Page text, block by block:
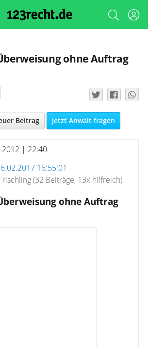
ohne Auftrag
Beitrag Jetzt Anwalt fragen
2012 | 22:40
16:55:01
(32 Beiträge, 13x hilfreich)
ohne Auftrag